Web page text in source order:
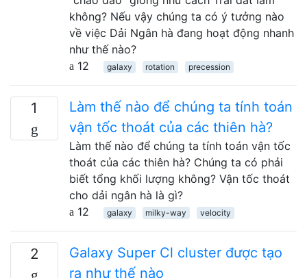
không? Nếu vậy chúng ta có ý tưởng nào
về việc Dải Ngân hà đang hoạt động nhanh
như thế nào?
12
galaxy rotation precession
1
Làm thế nào để chúng ta tính toán
vận tốc thoát của các thiên hà?
Làm thế nào để chúng ta tính toán vận tốc
thoát của các thiên hà? Chúng ta có phải
biết tổng khối lượng không? Vận tốc thoát
cho dải ngân hà là gì?
12
galaxy milky-way velocity
2
Galaxy Super Cl cluster được tạo
ra như thế nào